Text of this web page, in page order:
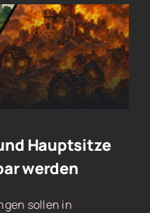
Hauptsitze
werden
sollen in